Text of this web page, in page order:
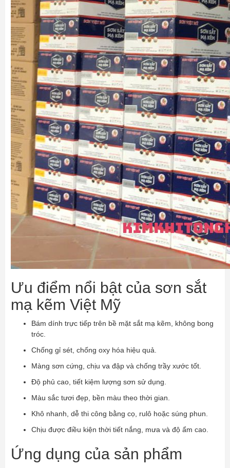
Ưu điểm nổi bật của sơn sắt
mạ kẽm Việt Mỹ
Bám dính trực tiếp trên bề mặt sắt mạ kẽm, không bong
tróc.
Chống gỉ sét, chống oxy hóa hiệu quả.
Màng sơn cứng, chịu va đập và chống trầy xước tốt.
Độ phủ cao, tiết kiệm lượng sơn sử dụng.
Màu sắc tươi đẹp, bền màu theo thời gian.
Khô nhanh, dễ thi công bằng cọ, rulô hoặc súng phun.
Chịu được điều kiện thời tiết nắng, mưa và độ ẩm cao.
Ứng dụng của sản phẩm